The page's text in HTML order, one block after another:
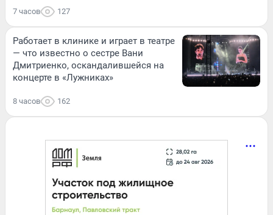
7 часов 127
Работает в клинике и играет в театре
— что известно о сестре Вани
Дмитриенко, оскандалившейся на
концерте в «Лужниках»
8 часов 162